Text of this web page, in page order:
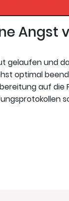
gelaufen und
optimal
auf